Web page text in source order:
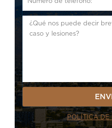
Summary
POLÍTICA DE